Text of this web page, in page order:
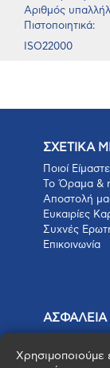
Αριθμός
Πιστοποιητικά:
ISO22000
ΣΧΕΤΙΚΑ
Ποιοί Είμαστε
Το Όραμα &
Αποστολή
Ευκαιρίες
Συχνές
Επικοινωνία
ΑΣΦΑΛΕΙΑ
Όροι Χρήσης
Χρησιμοποιούμε